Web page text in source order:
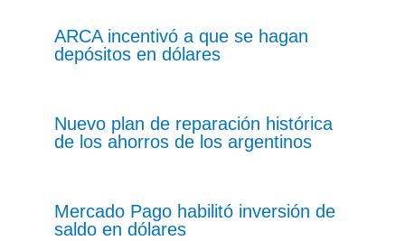
ARCA incentivó a que se hagan
depósitos en dólares
Nuevo plan de reparación histórica
de los ahorros de los argentinos
Mercado Pago habilitó inversión de
saldo en dólares